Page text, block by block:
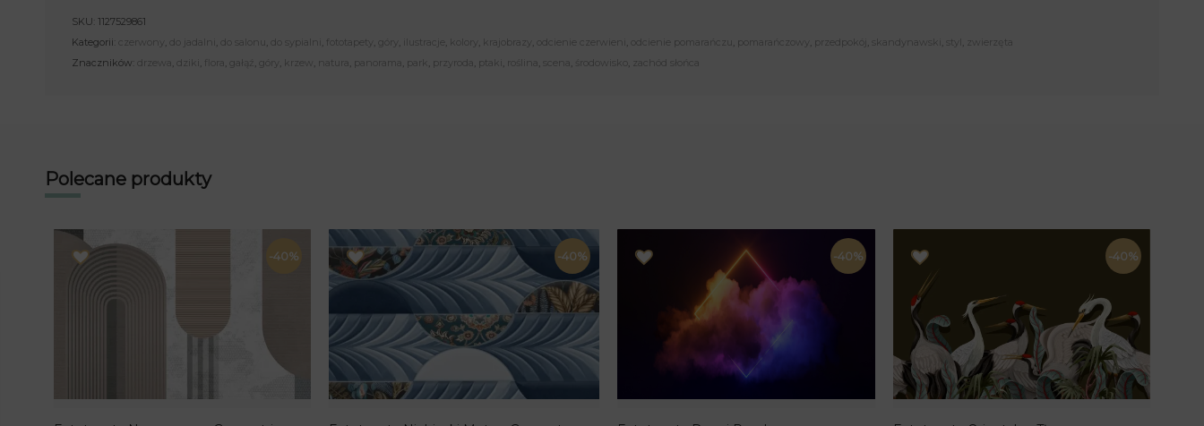
SKU: 1127529861
Kategorii:
czerwony do jadalni do salonu do sypialni fototapety góry ilustracje kolory krajobrazy odcienie czerwieni odcienie pomarańczu pomarańczowy przedpokój skandynawski styl
zwierzęta
Znaczników:
drzewa dziki flora gałąź góry krzew natura panorama park przyroda ptaki roślina scena środowisko zachód słońca
Polecane produkty
-40% -40% -40% -40%